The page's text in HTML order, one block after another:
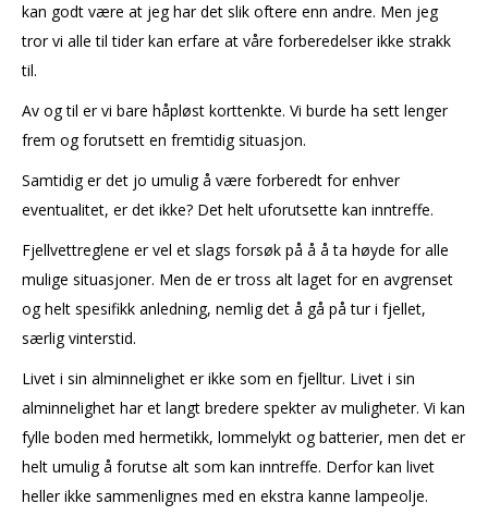
kan godt være at jeg har det slik oftere enn andre. Men jeg
tror vi alle til tider kan erfare at våre forberedelser ikke strakk
til.
Av og til er vi bare håpløst korttenkte. Vi burde ha sett lenger
frem og forutsett en fremtidig situasjon.
Samtidig er det jo umulig å være forberedt for enhver
eventualitet, er det ikke? Det helt uforutsette kan inntreffe.
Fjellvettreglene er vel et slags forsøk på å å ta høyde for alle
mulige situasjoner. Men de er tross alt laget for en avgrenset
og helt spesifikk anledning, nemlig det å gå på tur i fjellet,
særlig vinterstid.
Livet i sin alminnelighet er ikke som en fjelltur. Livet i sin
alminnelighet har et langt bredere spekter av muligheter. Vi kan
fylle boden med hermetikk, lommelykt og batterier, men det er
helt umulig å forutse alt som kan inntreffe. Derfor kan livet
heller ikke sammenlignes med en ekstra kanne lampeolje.